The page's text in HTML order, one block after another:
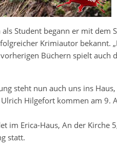
Student begann er mit dem
Krimiautor bekannt.
Büchern spielt auch
steht nun auch uns ins
Hilgefort kommen am 9.
im Erica-Haus, An der Kirche
statt.